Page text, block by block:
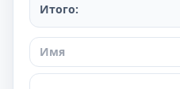
Итого: